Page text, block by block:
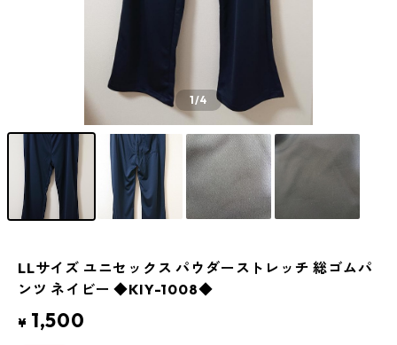
1/4
LLサイズ ユニセックス パウダーストレッチ 総ゴムパ
ンツ ネイビー ◆KIY-1008◆
¥ 1,500